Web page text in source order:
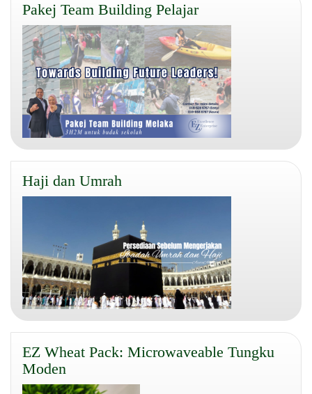
Pakej Team Building Pelajar
Haji dan Umrah
EZ Wheat Pack: Microwaveable Tungku
Moden